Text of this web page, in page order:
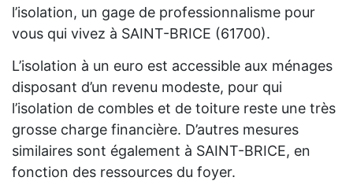
l’isolation, un gage de professionnalisme pour
vous qui vivez à SAINT-BRICE (61700).
L’isolation à un euro est accessible aux ménages
disposant d’un revenu modeste, pour qui
l’isolation de combles et de toiture reste une très
grosse charge financière. D’autres mesures
similaires sont également à SAINT-BRICE, en
fonction des ressources du foyer.